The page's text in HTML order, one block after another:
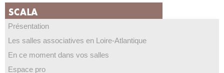
Présentation
Les salles associatives en Loire-Atlantique
En ce moment dans vos salles
Espace pro